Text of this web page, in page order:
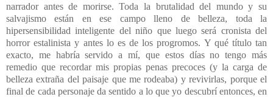
narrador antes de morirse. Toda la brutalidad del mundo y su
salvajismo están en ese campo lleno de belleza, toda la
hipersensibilidad inteligente del niño que luego será cronista del
horror estalinista y antes lo es de los progromos. Y qué título tan
exacto, me habría servido a mí, que estos días no tengo más
remedio que recordar mis propias penas precoces (y la carga de
belleza extraña del paisaje que me rodeaba) y revivirlas, porque el
final de cada personaje da sentido a lo que yo descubrí entonces, en